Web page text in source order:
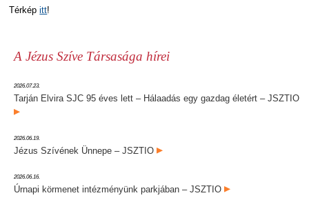
Térképitt!
A Jézus Szíve Társasága hírei
2026.07.23.
Tarján Elvira SJC 95 éves lett – Hálaadás egy gazdag életért – JSZTIO
2026.06.19.
Jézus Szívének Ünnepe – JSZTIO
2026.06.16.
Úrnapi körmenet intézményünk parkjában – JSZTIO